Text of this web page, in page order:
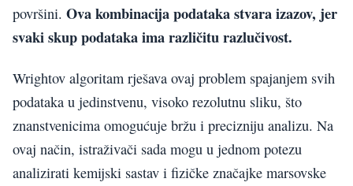
površini. Ova kombinacija podataka stvara izazov, jer
svaki skup podataka ima različitu razlučivost.
Wrightov algoritam rješava ovaj problem spajanjem svih
podataka u jedinstvenu, visoko rezolutnu sliku, što
znanstvenicima omogućuje bržu i precizniju analizu. Na
ovaj način, istraživači sada mogu u jednom potezu
analizirati kemijski sastav i fizičke značajke marsovske